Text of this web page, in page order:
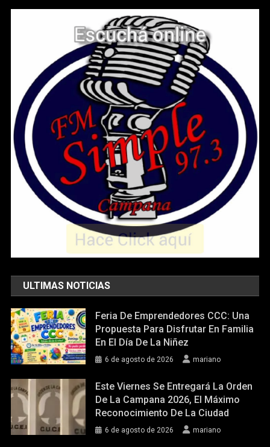
ULTIMAS NOTICIAS
Feria De Emprendedores CCC: Una
Propuesta Para Disfrutar En Familia
En El Día De La Niñez
6 de agosto de 2026 mariano
Este Viernes Se Entregará La Orden
De La Campana 2026, El Máximo
Reconocimiento De La Ciudad
6 de agosto de 2026 mariano